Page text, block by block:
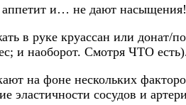
и… не дают
в руке круассан или
и наоборот. Смотря ЧТО
на фоне нескольких
эластичности сосудов и